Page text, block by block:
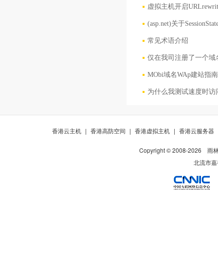
虚拟主机开启
(asp.net)关于
常见术语介绍
仅在我司注册了一个
MObi域名WAp建站指南
为什么我测试速度时
香港云主机 | 香港高防空间 | 香港虚拟主机 | 香港云服务器
Copyright © 2008-2026
雨
北流市